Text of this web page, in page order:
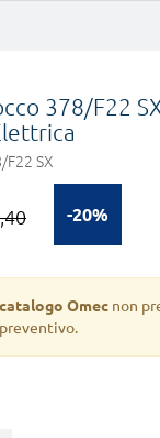
378/F22
F22 SX
-20%
catalogo Omec non